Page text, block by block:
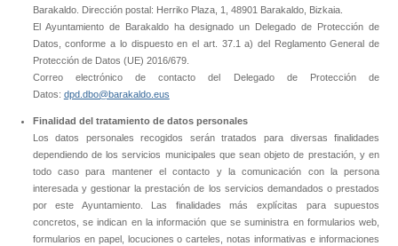
Barakaldo. Dirección postal: Herriko Plaza, 1, 48901 Barakaldo, Bizkaia.
El Ayuntamiento de Barakaldo ha designado un Delegado de Protección de
Datos, conforme a lo dispuesto en el art. 37.1 a) del Reglamento General de
Protección de Datos (UE) 2016/679.
Correo electrónico de contacto del Delegado de Protección de
Datos: dpd.dbo@barakaldo.eus
Finalidad del tratamiento de datos personales
Los datos personales recogidos serán tratados para diversas finalidades
dependiendo de los servicios municipales que sean objeto de prestación, y en
todo caso para mantener el contacto y la comunicación con la persona
interesada y gestionar la prestación de los servicios demandados o prestados
por este Ayuntamiento. Las finalidades más explícitas para supuestos
concretos, se indican en la información que se suministra en formularios web,
formularios en papel, locuciones o carteles, notas informativas e informaciones